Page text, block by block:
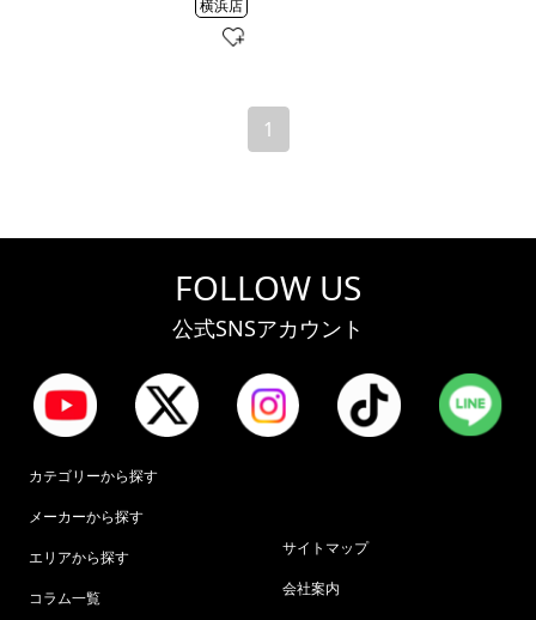
横浜店
1
FOLLOW US
公式SNSアカウント
カテゴリーから探す
メーカーから探す
エリアから探す
コラム一覧
サイトマップ
会社案内